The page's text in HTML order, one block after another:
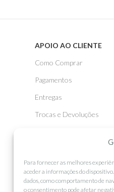
Para fornecer as melhores
aceder a informações do
dados, como comportamento de
o consentimento pode afetar
APOIO AO CLIENTE
Como Comprar
Pagamentos
Entregas
Trocas e Devoluções